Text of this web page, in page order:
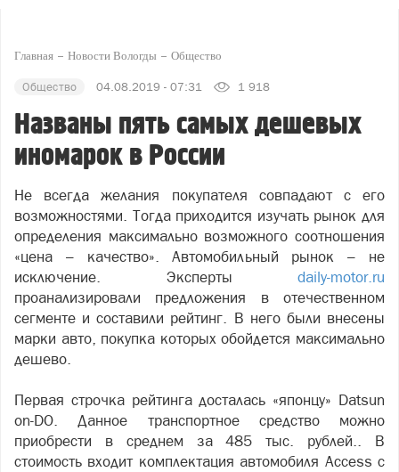
Главная Новости Вологды Общество
Общество 04.08.2019 - 07:31 1 918
Названы пять самых дешевых
иномарок в России
Не всегда желания покупателя совпадают с его
возможностями. Тогда приходится изучать рынок для
определения максимально возможного соотношения
«цена – качество». Автомобильный рынок – не
исключение. Эксперты daily-motor.ru
проанализировали предложения в отечественном
сегменте и составили рейтинг. В него были внесены
марки авто, покупка которых обойдется максимально
дешево.
Первая строчка рейтинга досталась «японцу» Datsun
on-DO. Данное транспортное средство можно
приобрести в среднем за 485 тыс. рублей.. В
стоимость входит комплектация автомобиля Access с